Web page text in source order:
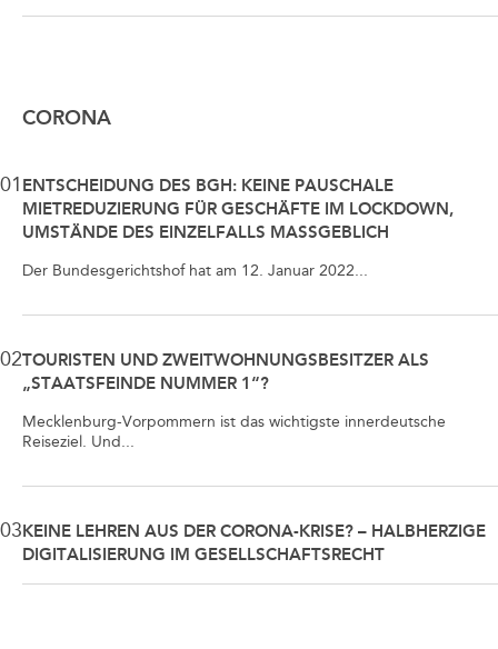
CORONA
01 ENTSCHEIDUNG DES BGH: KEINE PAUSCHALE
MIETREDUZIERUNG FÜR GESCHÄFTE IM LOCKDOWN,
UMSTÄNDE DES EINZELFALLS MASSGEBLICH
Der Bundesgerichtshof hat am 12. Januar 2022...
02TOURISTEN UND ZWEITWOHNUNGSBESITZER ALS
„STAATSFEINDE NUMMER 1“?
Mecklenburg-Vorpommern ist das wichtigste innerdeutsche
Reiseziel. Und...
03 KEINE LEHREN AUS DER CORONA-KRISE? – HALBHERZIGE
DIGITALISIERUNG IM GESELLSCHAFTSRECHT